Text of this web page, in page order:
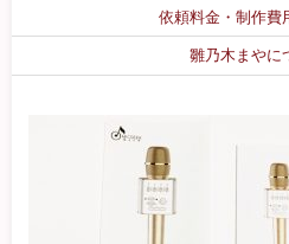
依頼料金・制作費
雛乃木まやに